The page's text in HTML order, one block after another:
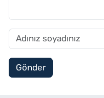
Gönder